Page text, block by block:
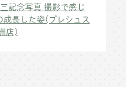
記念写真 撮影で感じ
成長した姿(プレシュス
店)